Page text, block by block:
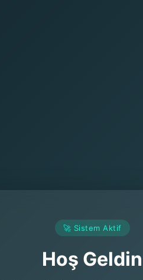
🚀 Sistem Aktif
Hoş Geldin